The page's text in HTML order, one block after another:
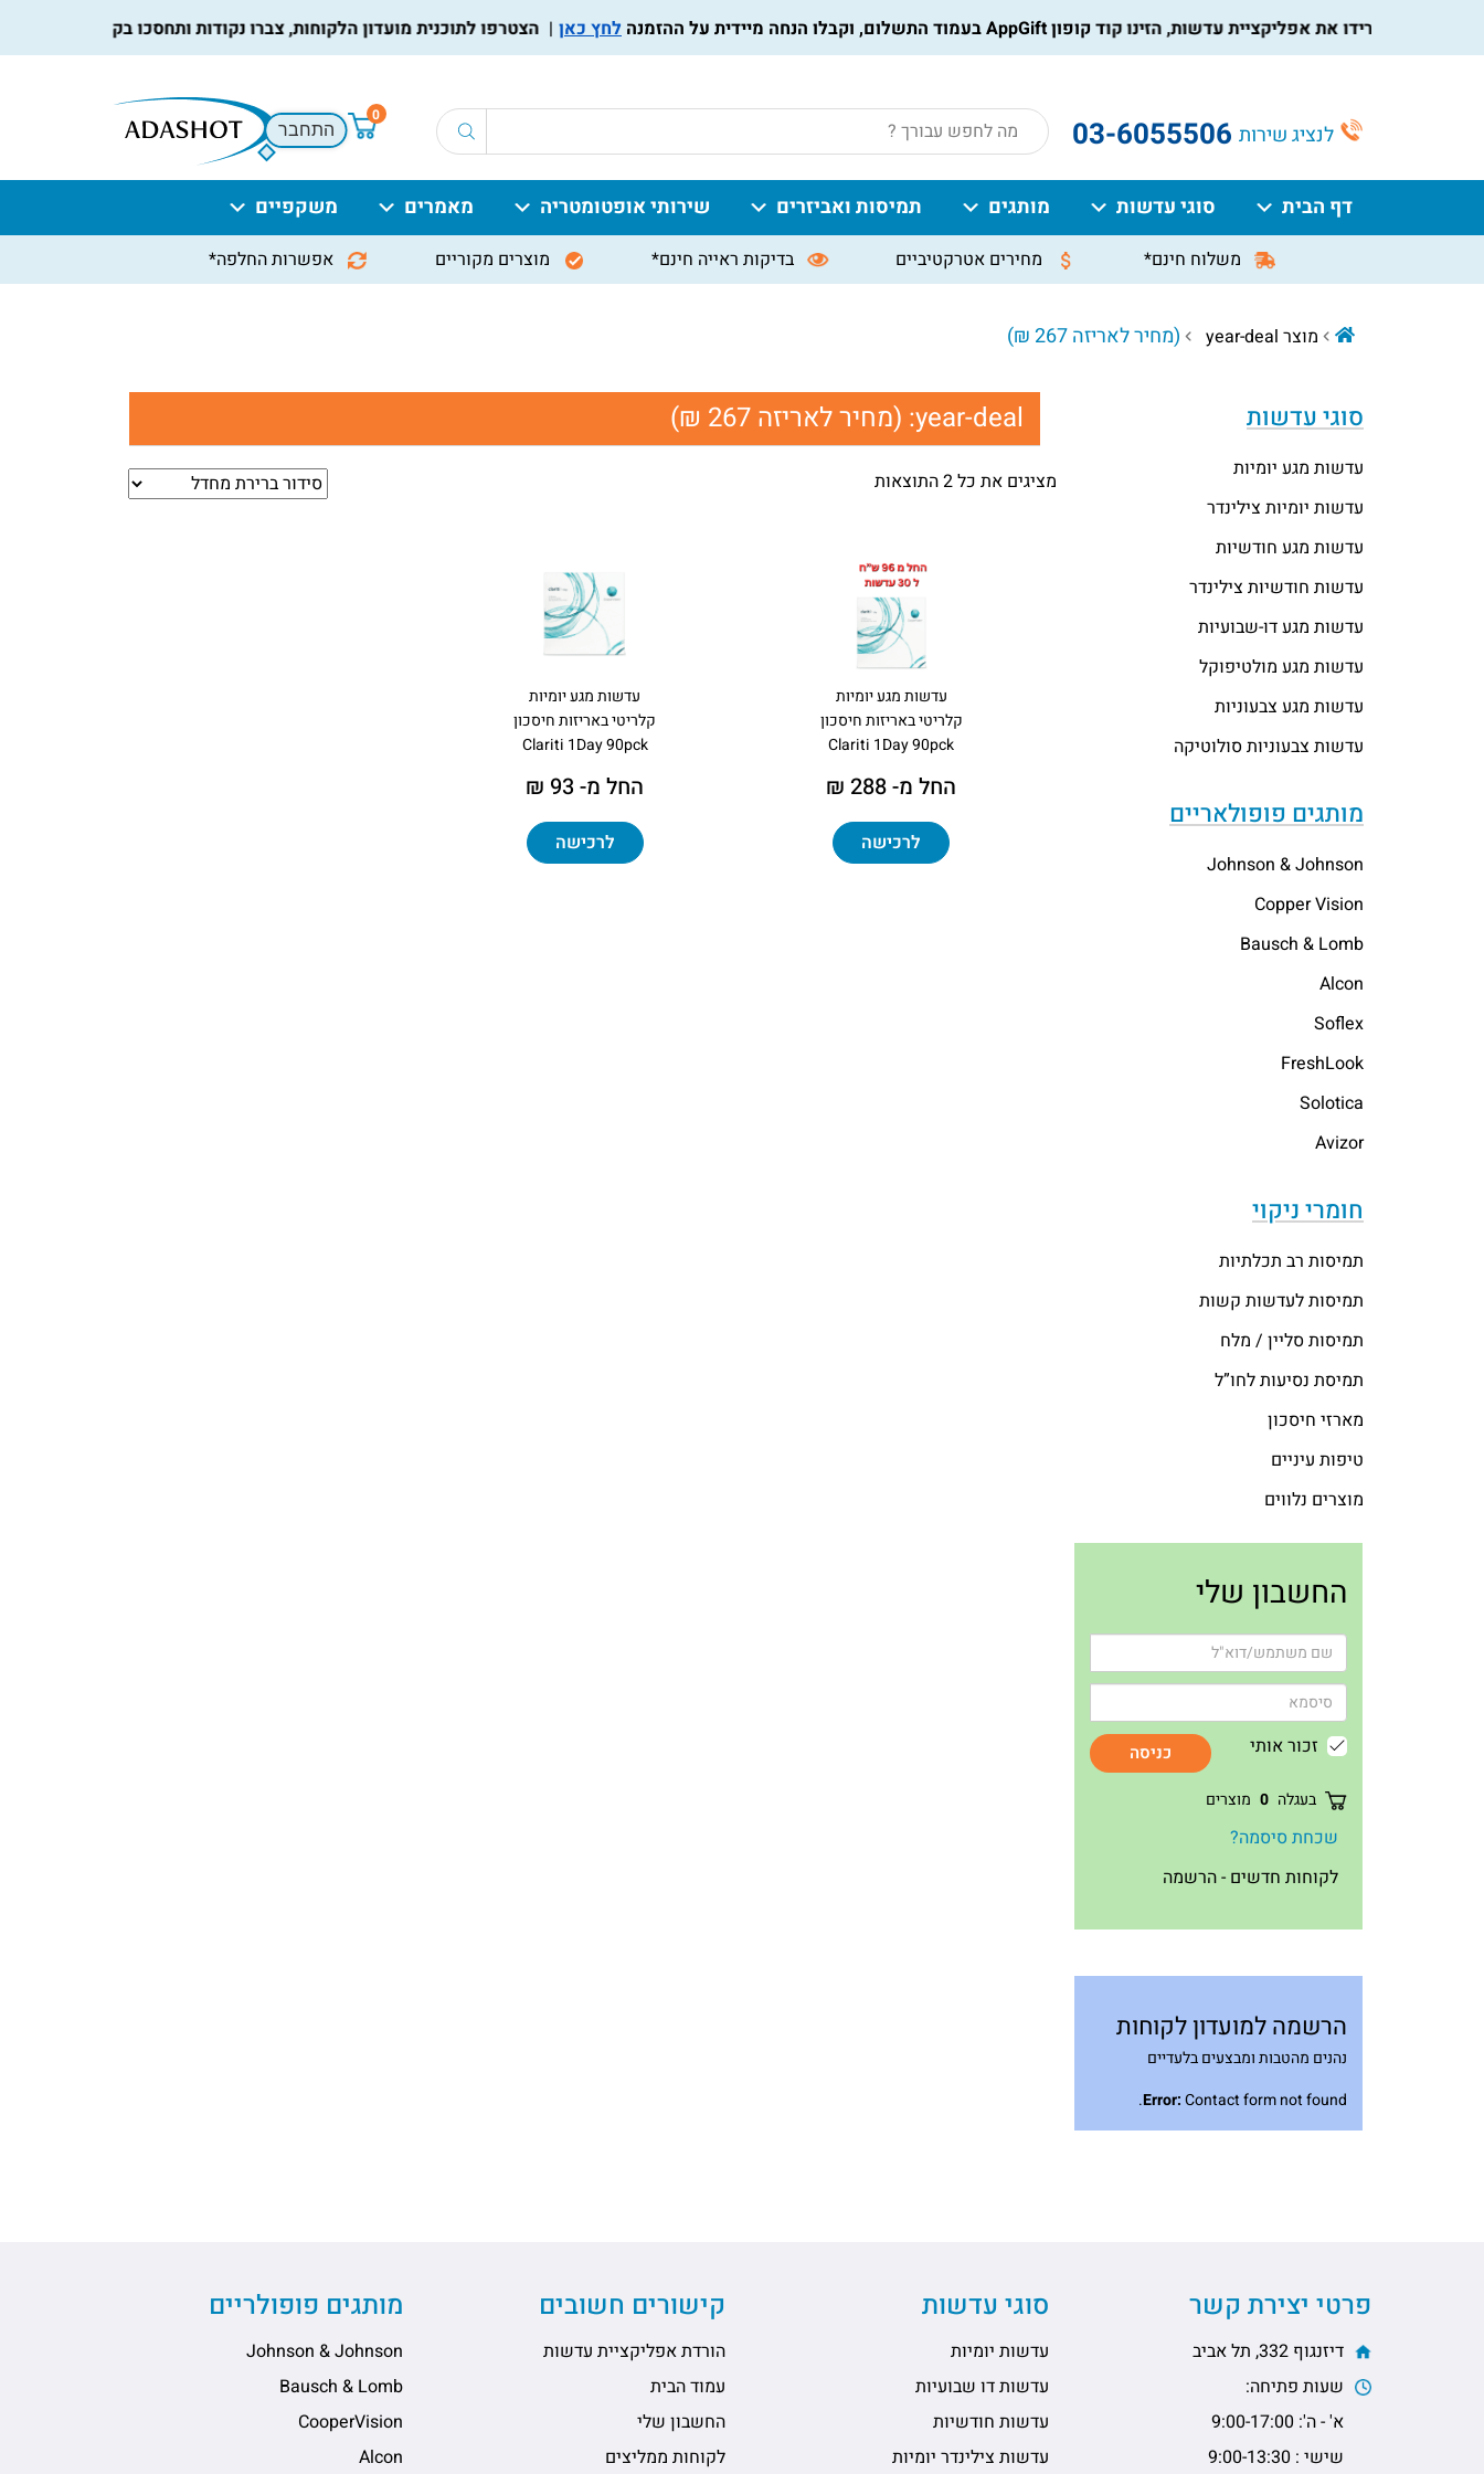
הורידו את אפליקציית עדשות, הזינו קוד קופון AppGift בעמוד התשלום, וקבלו הנחה מיידית על ההזמנה לחץ כאן הצטרפו לתוכנית מועדון הלקוחות, צברו נקודות ותחסכו בקניות הבאות,
לנציג שירות 03-6055506
Products
search
0
התחבר
דף הבית סוגי עדשות מותגים תמיסות ואביזרים שירותי אופטומטריה מאמרים משקפיים
משלוח חינם* מחירים אטרקטיביים בדיקות ראייה חינם* מוצרים מקוריים אפשרות החלפה*
מוצר year-deal (מחיר לאריזה 267 ₪)
סוגי עדשות
עדשות מגע יומיות
עדשות יומיות צילינדר
עדשות מגע חודשיות
עדשות חודשיות צילינדר
עדשות מגע דו-שבועיות
עדשות מגע מולטיפוקל
עדשות מגע צבעוניות
עדשות צבעוניות סולוטיקה
מותגים פופולאריים
Johnson & Johnson
Copper Vision
Bausch & Lomb
Alcon
Soflex
FreshLook
Solotica
Avizor
חומרי ניקוי
תמיסות רב תכלתיות
תמיסות לעדשות קשות
תמיסות סליין / מלח
תמיסת נסיעות לחו”ל
מארזי חיסכון
טיפות עיניים
מוצרים נלווים
החשבון שלי
זכור אותי כניסה
בעגלה 0 מוצרים
שכחת סיסמה?
לקוחות חדשים - הרשמה
הרשמה למועדון לקוחות
נהנים מהטבות ומבצעים בלעדיים
Error:Contact form not found.
year-deal: (מחיר לאריזה 267 ₪)
מציגים את כל ⁦2⁩ התוצאות
עדשות מגע יומיות
קלריטי באריזות חיסכון
Clariti 1Day 90pck
החל מ- 288 ₪
לרכישה
עדשות מגע יומיות
קלריטי באריזות חיסכון
Clariti 1Day 90pck
החל מ- 93 ₪
לרכישה
פרטי יצירת קשר
דיזנגוף 332, תל אביב
שעות פתיחה:
א' - ה': 9:00-17:00
שישי : 9:00-13:30
סוגי עדשות
עדשות יומיות
עדשות דו שבועיות
עדשות חודשיות
עדשות צילינדר יומיות
קישורים חשובים
הורדת אפליקציית עדשות
עמוד הבית
החשבון שלי
לקוחות ממליצים
מותגים פופולריים
Johnson & Johnson
Bausch & Lomb
CooperVision
Alcon